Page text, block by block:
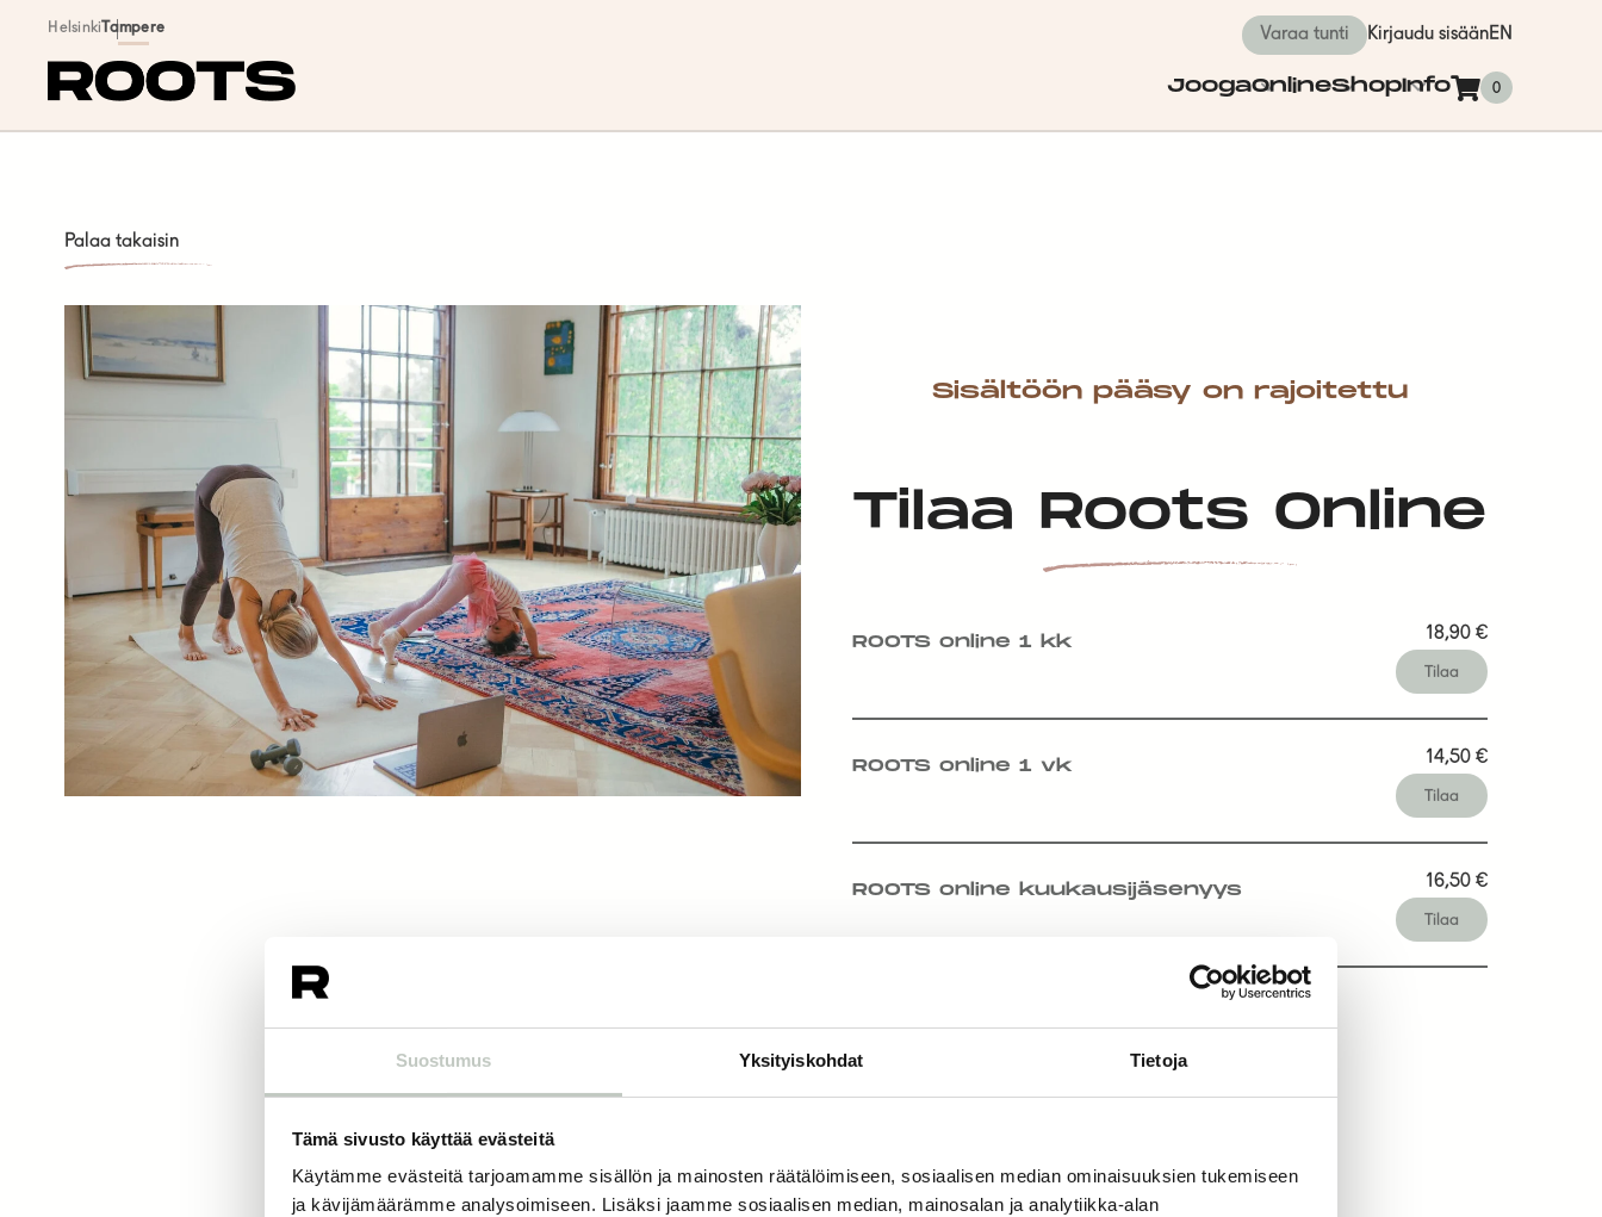
Suostumus Yksityiskohdat Tietoja
Tämä sivusto käyttää evästeitä
Käytämme evästeitä tarjoamamme sisällön ja mainosten räätälöimiseen, sosiaalisen median ominaisuuksien tukemiseen
ja kävijämäärämme analysoimiseen. Lisäksi jaamme sosiaalisen median, mainosalan ja analytiikka-alan
Siirry sisältöön
HelsinkiTampere Varaa tunti Kirjaudu sisäänEN
JoogaOnlineShopInfo 0
Palaa takaisin
Sisältöön pääsy on rajoitettu
Tilaa Roots Online
ROOTS online 1 kk 18,90 €
Tilaa
ROOTS online 1 vk 14,50 €
Tilaa
ROOTS online kuukausijäsenyys 16,50 €
Tilaa
Oletko jo jäsen?